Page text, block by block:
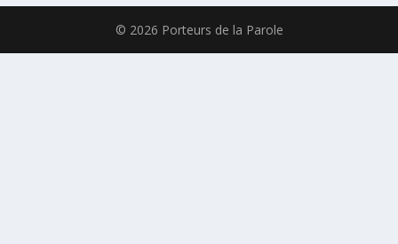
© 2026 Porteurs de la Parole